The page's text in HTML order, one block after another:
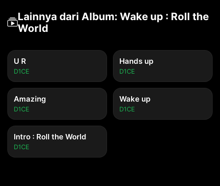
Lainnya dari Album: Wake up : Roll the
World
U R
D1CE
Hands up
D1CE
Amazing
D1CE
Wake up
D1CE
Intro : Roll the World
D1CE